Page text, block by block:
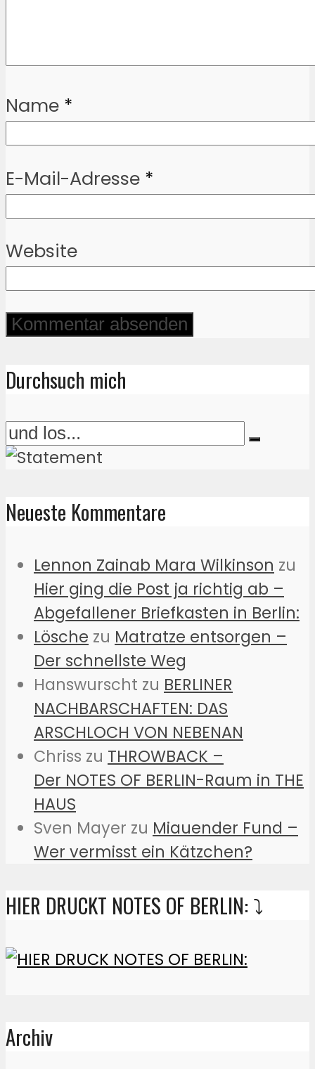
Name *
E-Mail-Adresse *
Website
Durchsuch mich
Neueste Kommentare
Lennon Zainab Mara Wilkinson zu
Hier ging die Post ja richtig ab –
Abgefallener Briefkasten in Berlin:
Lösche zu Matratze entsorgen –
Der schnellste Weg
Hanswurscht zu BERLINER
NACHBARSCHAFTEN: DAS
ARSCHLOCH VON NEBENAN
Chriss zu THROWBACK –
Der NOTES OF BERLIN-Raum in THE
HAUS
Sven Mayer zu Miauender Fund –
Wer vermisst ein Kätzchen?
HIER DRUCKT NOTES OF BERLIN: ⤵️
Archiv